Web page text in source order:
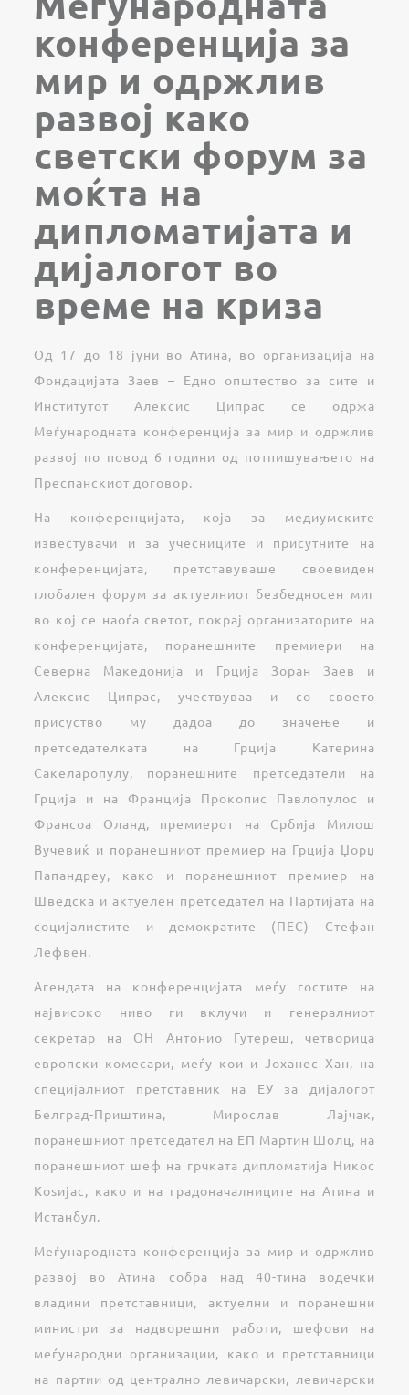
конференција за
мир и одржлив
развој како
светски форум за
моќта на
дипломатијата и
дијалогот во
време на криза
Од 17 до 18 јуни во Атина, во организација на
Фондацијата Заев – Едно општество за сите и
Институтот Алексис Ципрас се одржа
Меѓународната конференција за мир и одржлив
развој по повод 6 години од потпишувањето на
Преспанскиот договор.
На конференцијата, која за медиумските
известувачи и за учесниците и присутните на
конференцијата, претставуваше своевиден
глобален форум за актуелниот безбедносен миг
во кој се наоѓа светот, покрај организаторите на
конференцијата, поранешните премиери на
Северна Македонија и Грција Зоран Заев и
Алексис Ципрас, учествуваа и со своето
присуство му дадоа до значење и
претседателката на Грција Катерина
Сакеларопулу, поранешните претседатели на
Грција и на Франција Прокопис Павлопулос и
Франсоа Оланд, премиерот на Србија Милош
Вучевиќ и поранешниот премиер на Грција Џорџ
Папандреу, како и поранешниот премиер на
Шведска и актуелен претседател на Партијата на
социјалистите и демократите (ПЕС) Стефан
Лефвен.
Агендата на конференцијата меѓу гостите на
највисоко ниво ги вклучи и генералниот
секретар на ОН Антонио Гутереш, четворица
европски комесари, меѓу кои и Јоханес Хан, на
специјалниот претставник на ЕУ за дијалогот
Белград-Приштина, Мирослав Лајчак,
поранешниот претседател на ЕП Мартин Шолц, на
поранешниот шеф на грчката дипломатија Никос
Коѕијас, како и на градоначалниците на Атина и
Истанбул.
Меѓународната конференција за мир и одржлив
развој во Атина собра над 40-тина водечки
владини претставници, актуелни и поранешни
министри за надворешни работи, шефови на
меѓународни организации, како и претставници
на партии од централно левичарски, левичарски